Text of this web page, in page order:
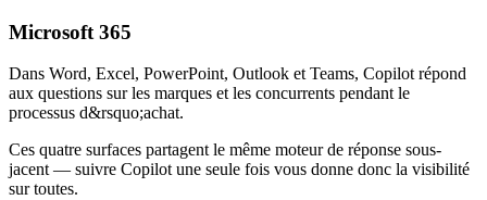
Microsoft 365
Dans Word, Excel, PowerPoint, Outlook et Teams, Copilot répond
aux questions sur les marques et les concurrents pendant le
processus d&rsquo;achat.
Ces quatre surfaces partagent le même moteur de réponse sous-
jacent — suivre Copilot une seule fois vous donne donc la visibilité
sur toutes.